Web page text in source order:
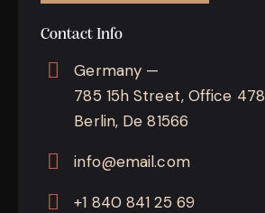
Contact Info
Germany —
785 15h Street, Office 478
Berlin, De 81566
info@email.com
+1 840 841 25 69